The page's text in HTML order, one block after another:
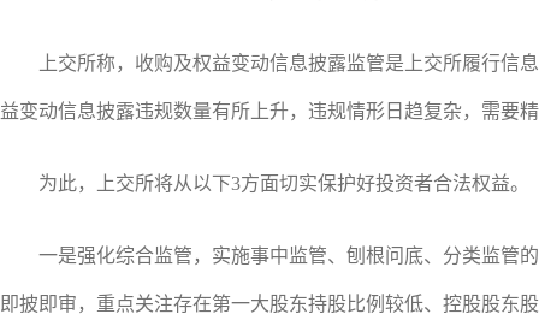
上交所称，收购及权益变动信息披露监管是上交所履行信
益变动信息披露违规数量有所上升，违规情形日趋复杂，需要
为此，上交所将从以下3方面切实保护好投资者合法权益。
一是强化综合监管，实施事中监管、刨根问底、分类监管的
即披即审，重点关注存在第一大股东持股比例较低、控股股东